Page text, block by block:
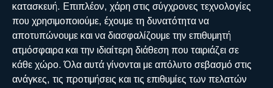
κατασκευή. Επιπλέον, χάρη στις σύγχρονες τεχνολογίες
που χρησιμοποιούμε, έχουμε τη δυνατότητα να
αποτυπώνουμε και να διασφαλίζουμε την επιθυμητή
ατμόσφαιρα και την ιδιαίτερη διάθεση που ταιριάζει σε
κάθε χώρο. Όλα αυτά γίνονται με απόλυτο σεβασμό στις
ανάγκες, τις προτιμήσεις και τις επιθυμίες των πελατών